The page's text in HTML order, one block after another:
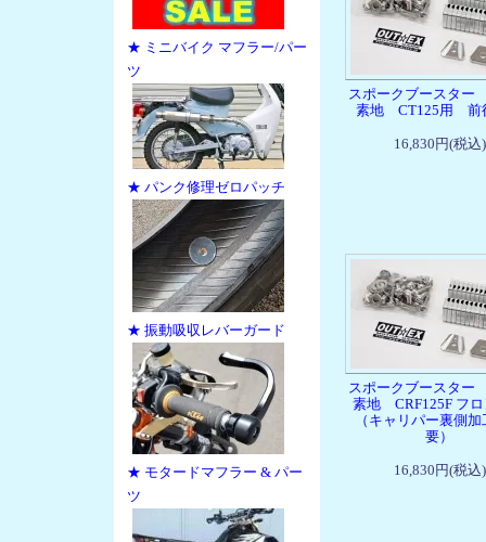
★ ミニバイク マフラー/パー
ツ
★ パンク修理ゼロパッチ
★ 振動吸収レバーガード
★ モタードマフラー & パー
ツ
スポークブースター
素地 CT125用 前
16,830円(税込)
スポークブースター
素地 CRF125F フロ
（キャリパー裏側
要）
16,830円(税込)